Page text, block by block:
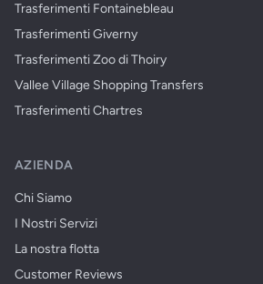
Trasferimenti Fontainebleau
Trasferimenti Giverny
Trasferimenti Zoo di Thoiry
Vallee Village Shopping Transfers
Trasferimenti Chartres
AZIENDA
Chi Siamo
I Nostri Servizi
La nostra flotta
Customer Reviews